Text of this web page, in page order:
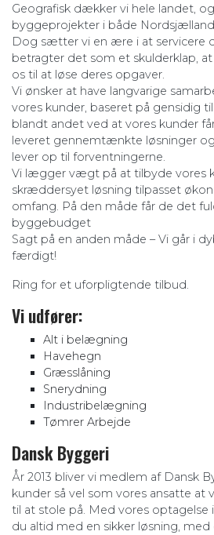
Geografisk dækker vi hele landet,
byggeprojekter i både
Dog sætter vi en ære i at servicere
betragter det som et skulderklap,
os til at løse deres opgaver.
Vi ønsker at have langvarige
vores kunder, baseret på gensidig
blandt andet ved at vores kunder
leveret gennemtænkte løsninger
lever op til forventningerne.
Vi lægger vægt på at tilbyde vores
skræddersyet løsning tilpasset
omfang. På den måde får de det
byggebudget
Sagt på en anden måde – Vi går i
færdigt!
Ring for et uforpligtende tilbud.
Vi udfører:
Alt i belægning
Havehegn
Græsslåning
Snerydning
Industribelægning
Tømrer Arbejde
Dansk Byggeri
År 2013 bliver vi medlem af Dansk
kunder så vel som vores ansatte at
til at stole på. Med vores optagelse
du altid med en sikker løsning,